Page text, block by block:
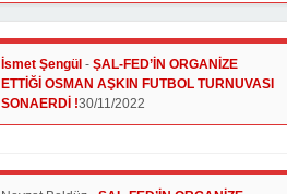
İsmet Şengül - ŞAL-FED’İN ORGANİZE
ETTİĞİ OSMAN AŞKIN FUTBOL TURNUVASI
SONAERDİ !30/11/2022